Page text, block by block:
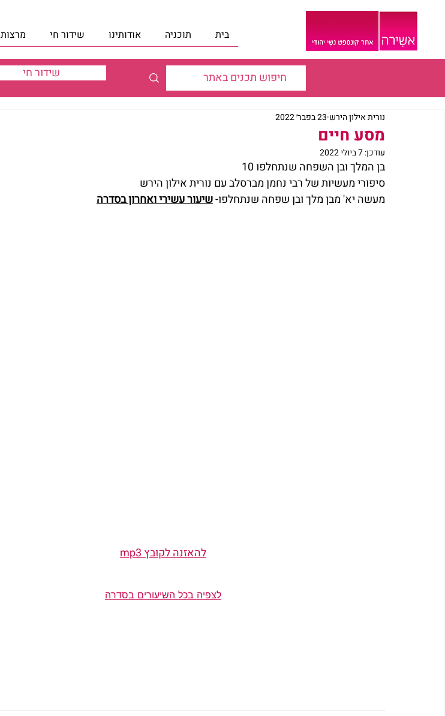
בית תוכניה אודותינו שידור חי מרצות
שידור חי
מסע חיים
נורית אילון הירש 23 בפבר׳ 2022
עודכן:7 ביולי 2022
בן המלך ובן השפחה שנתחלפו 10
סיפורי מעשיות של רבי נחמן מברסלב עם נורית אילון הירש
מעשה יא' מבן מלך ובן שפחה שנתחלפו- שיעור עשירי ואחרון בסדרה
להאזנה לקובץ mp3
לצפיה בכל השיעורים בסדרה